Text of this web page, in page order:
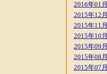
2016年01月
2015年12月
2015年11月
2015年10月
2015年09月
2015年08月
2015年07月